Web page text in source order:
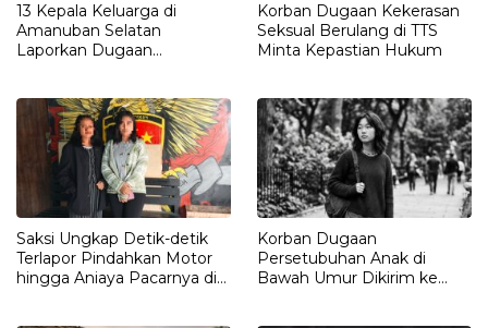
13 Kepala Keluarga di
Amanuban Selatan
Laporkan Dugaan
Korban Dugaan Kekerasan
Seksual Berulang di TTS
Minta Kepastian Hukum
Saksi Ungkap Detik-detik
Terlapor Pindahkan Motor
hingga Aniaya Pacarnya di
Korban Dugaan
Persetubuhan Anak di
Bawah Umur Dikirim ke